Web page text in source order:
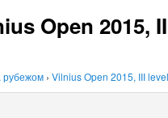
Open 2015,
рубежом › Vilnius Open 2015, III